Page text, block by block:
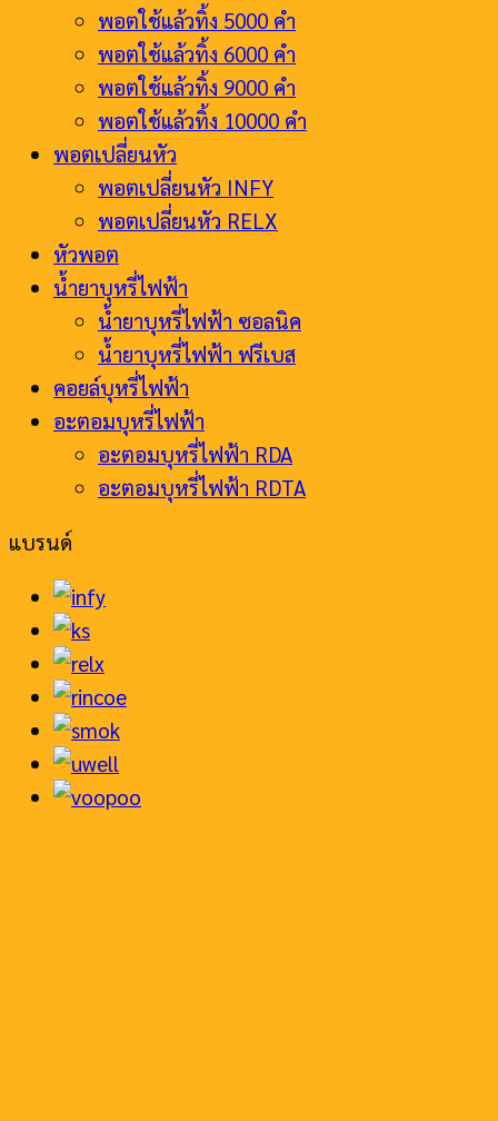
พอตใช้แล้วทิ้ง 5000 คำ
พอตใช้แล้วทิ้ง 6000 คำ
พอตใช้แล้วทิ้ง 9000 คำ
พอตใช้แล้วทิ้ง 10000 คำ
พอตเปลี่ยนหัว
พอตเปลี่ยนหัว INFY
พอตเปลี่ยนหัว RELX
หัวพอต
น้ำยาบุหรี่ไฟฟ้า
น้ำยาบุหรี่ไฟฟ้า ซอลนิค
น้ำยาบุหรี่ไฟฟ้า ฟรีเบส
คอยล์บุหรี่ไฟฟ้า
อะตอมบุหรี่ไฟฟ้า
อะตอมบุหรี่ไฟฟ้า RDA
อะตอมบุหรี่ไฟฟ้า RDTA
แบรนด์